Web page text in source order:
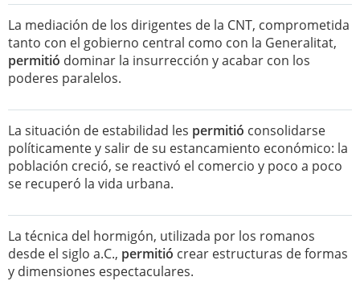
La mediación de los dirigentes de la CNT, comprometida
tanto con el gobierno central como con la Generalitat,
permitió dominar la insurrección y acabar con los
poderes paralelos.
La situación de estabilidad les permitió consolidarse
políticamente y salir de su estancamiento económico: la
población creció, se reactivó el comercio y poco a poco
se recuperó la vida urbana.
La técnica del hormigón, utilizada por los romanos
desde el siglo a.C., permitió crear estructuras de formas
y dimensiones espectaculares.